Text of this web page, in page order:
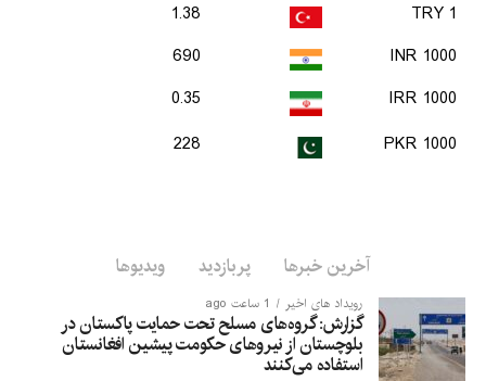
1 TRY
1.38
1000 INR
690
1000 IRR
0.35
1000 PKR
228
آخرین خبرها پربازدید ویدیوها
رویداد های اخیر 1 ساعت ago
گزارش: گروه‌های مسلح تحت حمایت پاکستان در
بلوچستان از نیروهای حکومت پیشین افغانستان
استفاده می‌کنند